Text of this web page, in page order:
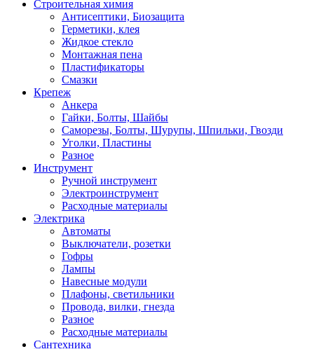
Строительная химия
Антисептики, Биозащита
Герметики, клея
Жидкое стекло
Монтажная пена
Пластификаторы
Смазки
Крепеж
Анкера
Гайки, Болты, Шайбы
Саморезы, Болты, Шурупы, Шпильки, Гвозди
Уголки, Пластины
Разное
Инструмент
Ручной инструмент
Электроинструмент
Расходные материалы
Электрика
Автоматы
Выключатели, розетки
Гофры
Лампы
Навесные модули
Плафоны, светильники
Провода, вилки, гнезда
Разное
Расходные материалы
Сантехника